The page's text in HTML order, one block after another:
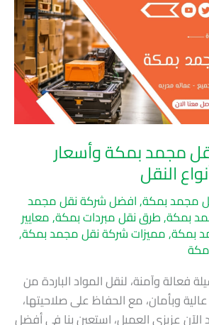
مجمد بمكة وأسعار
النقل
مجمد بمكة,افضل شركة نقل مجمد
بمكة,طرق نقل مبردات بمكة,معايير
بمكة,مميزات شركة نقل مجمد بمكة,
فعالة وآمنة، لنقل المواد الباردة من
وبأمان، مع الحفاظ على صلاحيتها،
عزيزي العميل، استعين بنا في أفضل